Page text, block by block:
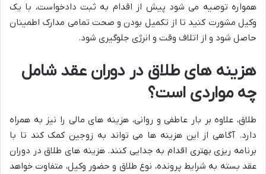
همواره توصیه می شود پیش از اقدام به ثبت دادخواست، با یک
وکیل مشورت کنید تا از تکمیل بودن و صحت تمامی مدارک اطمینان
حاصل شود و از اتلاف وقت و انرژی جلوگیری شود.
هزینه های طلاق در دوران عقد شامل
چه مواردی است؟
طلاق، علاوه بر بار عاطفی و روانی، هزینه های مالی را نیز به همراه
دارد. آگاهی از این هزینه ها می تواند به زوجین کمک کند تا با
برنامه ریزی بهتری اقدام به جدایی کنند. هزینه های طلاق در دوران
عقد بسته به شرایط پرونده، نوع طلاق و حضور وکیل، متفاوت خواهد